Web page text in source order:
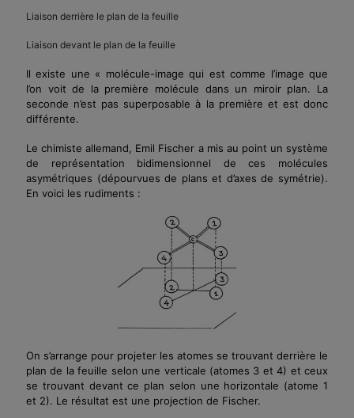
Liaison derrière le plan de la feuille
Liaison devant le plan de la feuille
Il existe une « molécule-image qui est comme l’image que
l’on voit de la première molécule dans un miroir plan. La
seconde n’est pas superposable à la première et est donc
différente.
Le chimiste allemand, Emil Fischer a mis au point un système
de représentation bidimensionnel de ces molécules
asymétriques (dépourvues de plans et d’axes de symétrie).
En voici les rudiments :
On s’arrange pour projeter les atomes se trouvant derrière le
plan de la feuille selon une verticale (atomes 3 et 4) et ceux
se trouvant devant ce plan selon une horizontale (atome 1
et 2). Le résultat est une projection de Fischer.